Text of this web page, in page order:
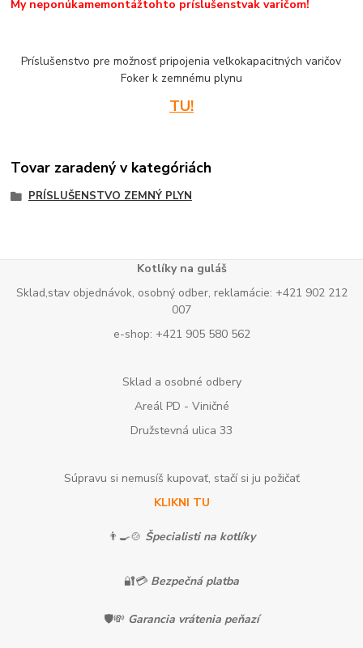
My neponúkamemontážtohto príslušenstvak varičom!
Príslušenstvo pre možnosť pripojenia veľkokapacitných varičov
Foker k zemnému plynu
TU!
Tovar zaradený v kategóriách
PRÍSLUŠENSTVO ZEMNÝ PLYN
Kotlíky na guláš
Sklad,stav objednávok, osobný odber, reklamácie: +421 902 212
007
e-shop: +421 905 580 562
Sklad a osobné odbery
Areál PD - Viničné
Družstevná ulica 33
Súpravu si nemusíš kupovať, stačí si ju požičať
KLIKNI TU
👨‍🍳🍲 Špecialisti na kotlíky
🔐💳 Bezpečná platba
🛡️💸 Garancia vrátenia peňazí